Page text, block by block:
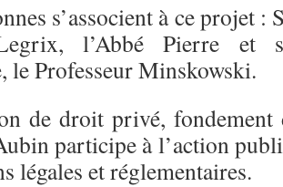
s’associent à ce projet
l’Abbé Pierre et
le Professeur Minskowski.
de droit privé, fondement
participe à l’action
légales et réglementaires.